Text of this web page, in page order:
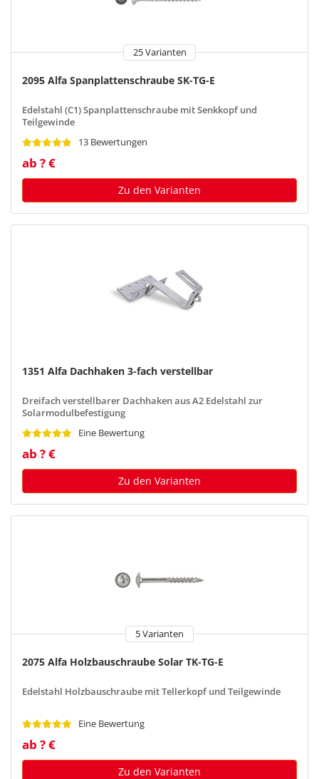
25 Varianten
2095 Alfa Spanplattenschraube SK-TG-E
Edelstahl (C1) Spanplattenschraube mit Senkkopf und
Teilgewinde
13 Bewertungen
ab ? €
Zu den Varianten
1351 Alfa Dachhaken 3-fach verstellbar
Dreifach verstellbarer Dachhaken aus A2 Edelstahl zur
Solarmodulbefestigung
Eine Bewertung
ab ? €
Zu den Varianten
5 Varianten
2075 Alfa Holzbauschraube Solar TK-TG-E
Edelstahl Holzbauschraube mit Tellerkopf und Teilgewinde
Eine Bewertung
ab ? €
Zu den Varianten